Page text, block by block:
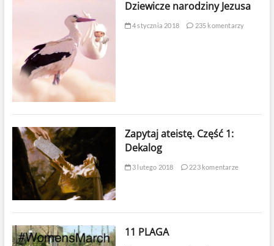
Dziewicze narodziny Jezusa
4 stycznia 2018 235 komentarzy
Zapytaj ateistę. Część 1:
Dekalog
3 lutego 2018 223 komentarze
11 PLAGA